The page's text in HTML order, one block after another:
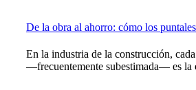
De la obra al ahorro: cómo los puntales
En la industria de la construcción,
—frecuentemente subestimada— es la